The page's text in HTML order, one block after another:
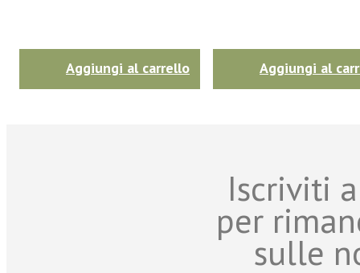
Aggiungi al carrello Aggiungi al
Iscriviti
per
sulle